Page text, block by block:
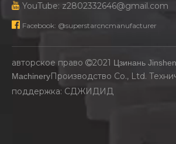
 YouTube: z2802332646@gmail.com
 Facebook: @superstarcncmanufacturer
авторское право 2021 Цзинань
MachineryПроизводство Co., Ltd.
поддержка: СДЖИДИД